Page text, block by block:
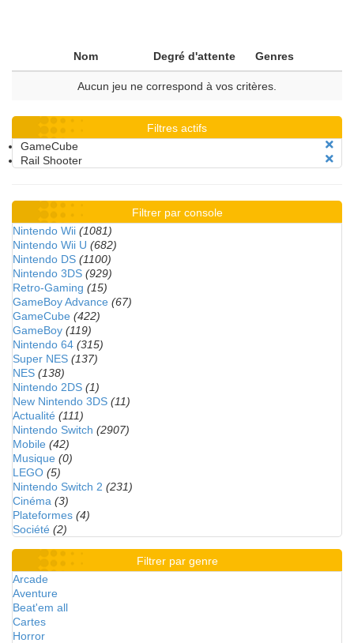
Nom Degré d'attente Genres
Aucun jeu ne correspond à vos critères.
Filtres actifs
GameCube
Rail Shooter
Filtrer par console
Nintendo Wii (1081)
Nintendo Wii U (682)
Nintendo DS (1100)
Nintendo 3DS (929)
Retro-Gaming (15)
GameBoy Advance (67)
GameCube (422)
GameBoy (119)
Nintendo 64 (315)
Super NES (137)
NES (138)
Nintendo 2DS (1)
New Nintendo 3DS (11)
Actualité (111)
Nintendo Switch (2907)
Mobile (42)
Musique (0)
LEGO (5)
Nintendo Switch 2 (231)
Cinéma (3)
Plateformes (4)
Société (2)
Filtrer par genre
Arcade
Aventure
Beat'em all
Cartes
Horror